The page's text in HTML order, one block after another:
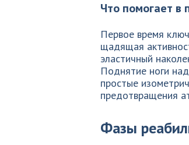
Что помогает в
Первое время
щадящая
эластичный
Поднятие ноги
простые
предотвращения
Фазы